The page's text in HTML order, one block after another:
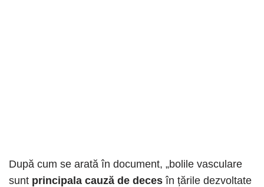
După cum se arată în document, „bolile vasculare
sunt principala cauză de decesîn țările dezvoltate